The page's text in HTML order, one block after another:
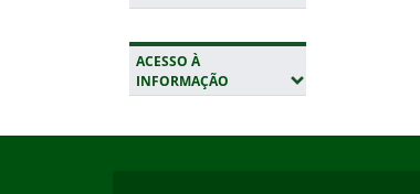
ACESSO À
INFORMAÇÃO (EXPANDIR SUBMENUS)